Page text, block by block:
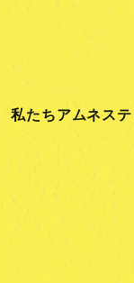
私たちアムネス